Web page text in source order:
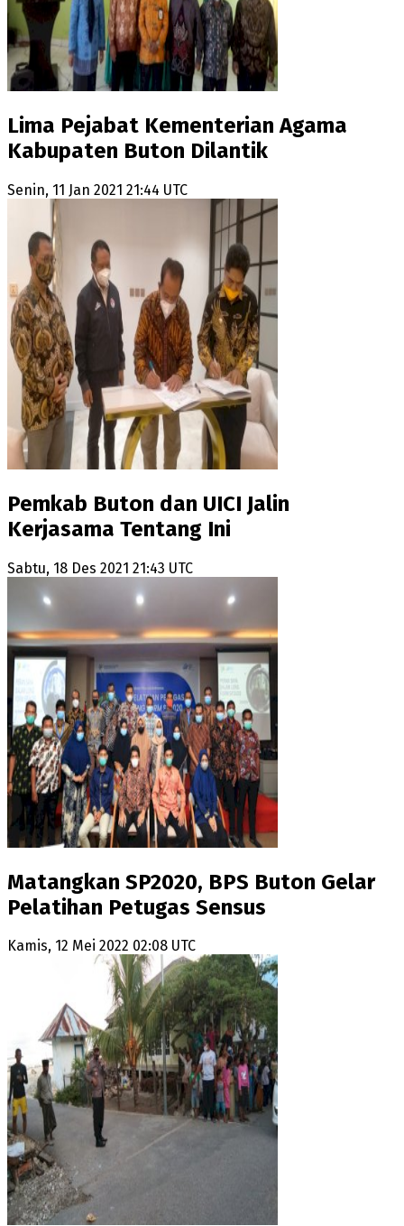
Lima Pejabat Kementerian Agama
Kabupaten Buton Dilantik
Senin, 11 Jan 2021 21:44 UTC
Pemkab Buton dan UICI Jalin
Kerjasama Tentang Ini
Sabtu, 18 Des 2021 21:43 UTC
Matangkan SP2020, BPS Buton Gelar
Pelatihan Petugas Sensus
Kamis, 12 Mei 2022 02:08 UTC